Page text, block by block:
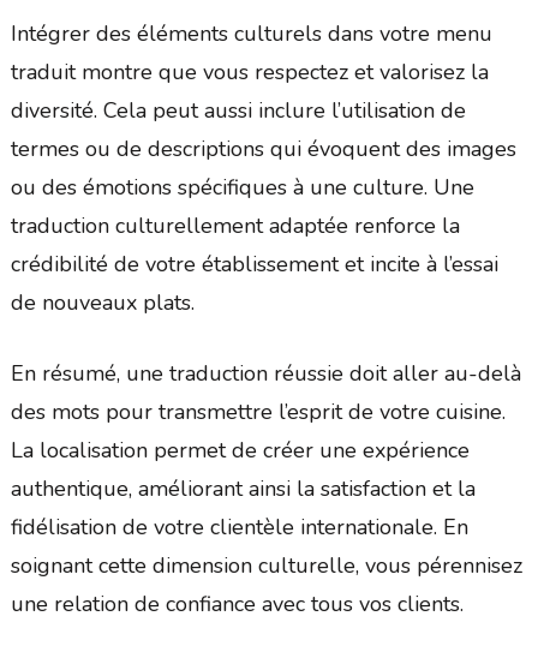
Intégrer des éléments culturels dans votre menu
traduit montre que vous respectez et valorisez la
diversité. Cela peut aussi inclure l’utilisation de
termes ou de descriptions qui évoquent des images
ou des émotions spécifiques à une culture. Une
traduction culturellement adaptée renforce la
crédibilité de votre établissement et incite à l’essai
de nouveaux plats.
En résumé, une traduction réussie doit aller au-delà
des mots pour transmettre l’esprit de votre cuisine.
La localisation permet de créer une expérience
authentique, améliorant ainsi la satisfaction et la
fidélisation de votre clientèle internationale. En
soignant cette dimension culturelle, vous pérennisez
une relation de confiance avec tous vos clients.